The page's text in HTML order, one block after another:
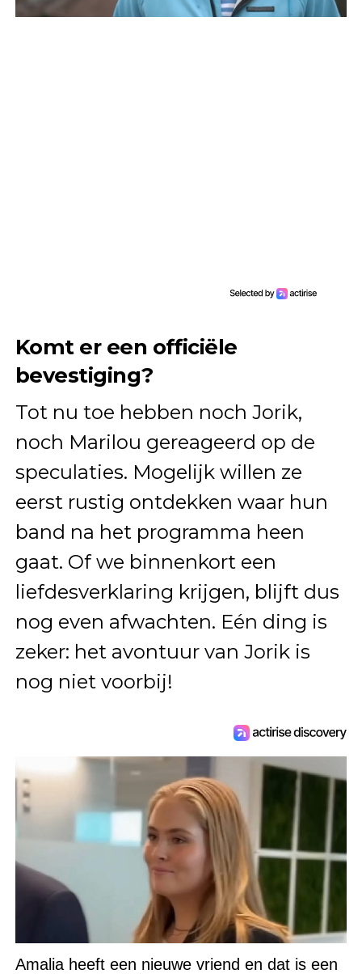
Komt er een officiële
bevestiging?
Tot nu toe hebben noch Jorik,
noch Marilou gereageerd op de
speculaties. Mogelijk willen ze
eerst rustig ontdekken waar hun
band na het programma heen
gaat. Of we binnenkort een
liefdesverklaring krijgen, blijft dus
nog even afwachten. Eén ding is
zeker: het avontuur van Jorik is
nog niet voorbij!
Amalia heeft een nieuwe vriend en dat is een